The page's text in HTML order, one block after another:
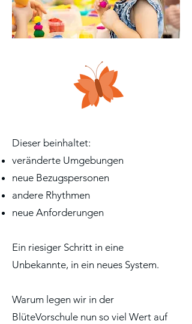
Dieser beinhaltet:
veränderte Umgebungen
neue Bezugspersonen
andere Rhythmen
neue Anforderungen
Ein riesiger Schritt in eine
Unbekannte, in ein neues System.
Warum legen wir in der
BlüteVorschule nun so viel Wert auf